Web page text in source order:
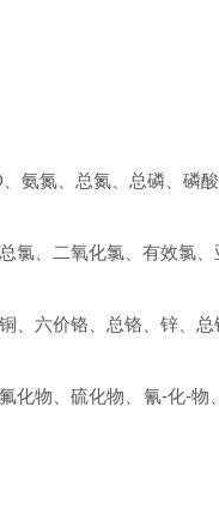
氮、总氮、总磷、磷酸
、二氧化氯、有效氯、
六价铬、总铬、锌、总
物、硫化物、氰-化-物